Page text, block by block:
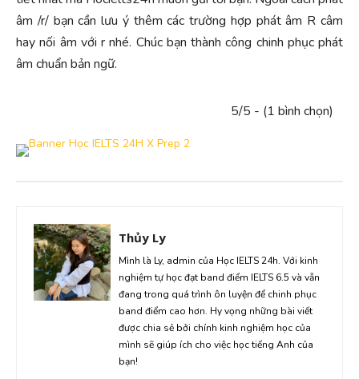
âm /r/ bạn cần lưu ý thêm các trường hợp phát âm R câm
hay nối âm với r nhé. Chúc bạn thành công chinh phục phát
âm chuẩn bản ngữ.
5/5 - (1 bình chọn)
Thủy Ly
Mình là Ly, admin của Học IELTS 24h. Với kinh
nghiệm tự học đạt band điểm IELTS 6.5 và vẫn
đang trong quá trình ôn luyện để chinh phục
band điểm cao hơn. Hy vọng những bài viết
được chia sẻ bởi chính kinh nghiệm học của
mình sẽ giúp ích cho việc học tiếng Anh của
bạn!